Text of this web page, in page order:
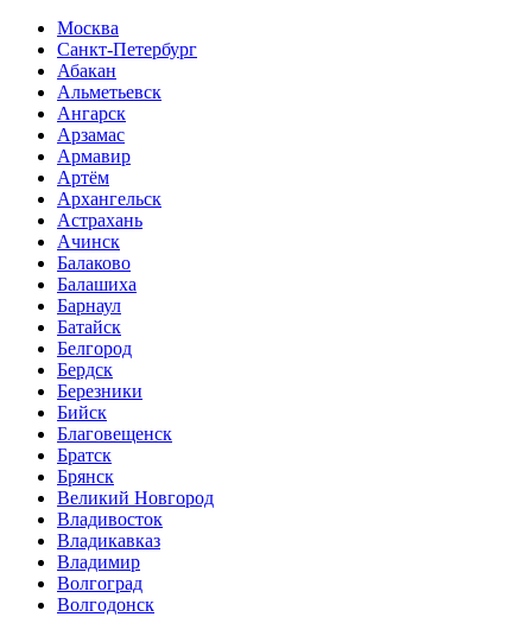
Москва
Санкт-Петербург
Абакан
Альметьевск
Ангарск
Арзамас
Армавир
Артём
Архангельск
Астрахань
Ачинск
Балаково
Балашиха
Барнаул
Батайск
Белгород
Бердск
Березники
Бийск
Благовещенск
Братск
Брянск
Великий Новгород
Владивосток
Владикавказ
Владимир
Волгоград
Волгодонск